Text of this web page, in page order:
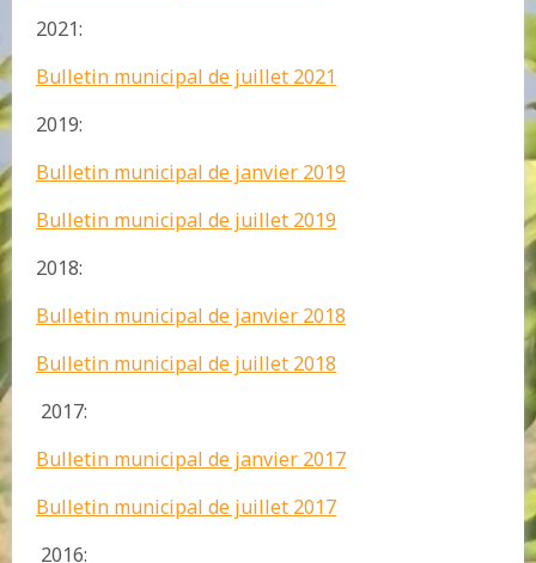
2021:
Bulletin municipal de juillet 2021
2019:
Bulletin municipal de janvier 2019
Bulletin municipal de juillet 2019
2018:
Bulletin municipal de janvier 2018
Bulletin municipal de juillet 2018
2017:
Bulletin municipal de janvier 2017
Bulletin municipal de juillet 2017
2016: